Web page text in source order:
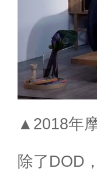
▲2018年
除了DOD